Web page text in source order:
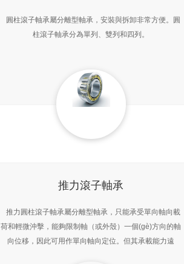
圓柱滾子軸承屬分離型軸承，安裝與拆卸非常方便。圓
柱滾子軸承分為單列、雙列和四列。
推力滾子軸承
推力圓柱滾子軸承屬分離型軸承，只能承受單向軸向載
荷和輕微沖擊，能夠限制軸（或外殼）一個(gè)方向的軸
向位移，因此可用作單向軸向定位。但其承載能力遠